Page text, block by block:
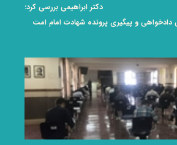
دکتر ابراهیمی بررسی کرد:
و پیگیری پرونده شهادت امام امت